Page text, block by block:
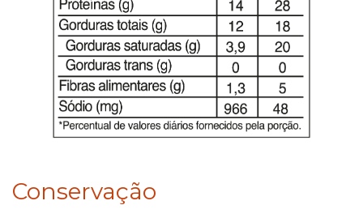
Conservação